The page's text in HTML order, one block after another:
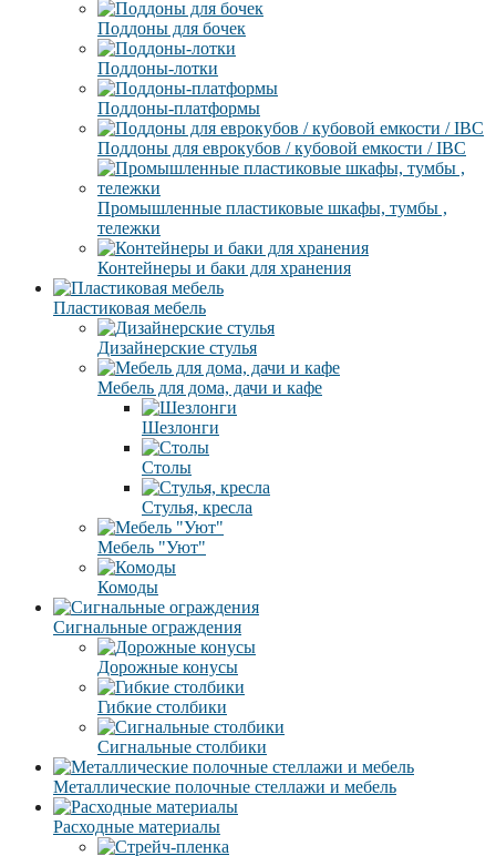
Поддоны для бочек
Поддоны-лотки
Поддоны-платформы
Поддоны для еврокубов / кубовой емкости / IBC
Промышленные пластиковые шкафы, тумбы ,
тележки
Контейнеры и баки для хранения
Пластиковая мебель
Дизайнерские стулья
Мебель для дома, дачи и кафе
Шезлонги
Столы
Стулья, кресла
Мебель "Уют"
Комоды
Сигнальные ограждения
Дорожные конусы
Гибкие столбики
Сигнальные столбики
Металлические полочные стеллажи и мебель
Расходные материалы